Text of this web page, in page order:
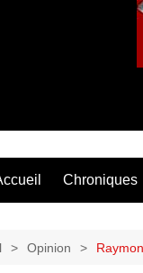
Chroniques
Opinion